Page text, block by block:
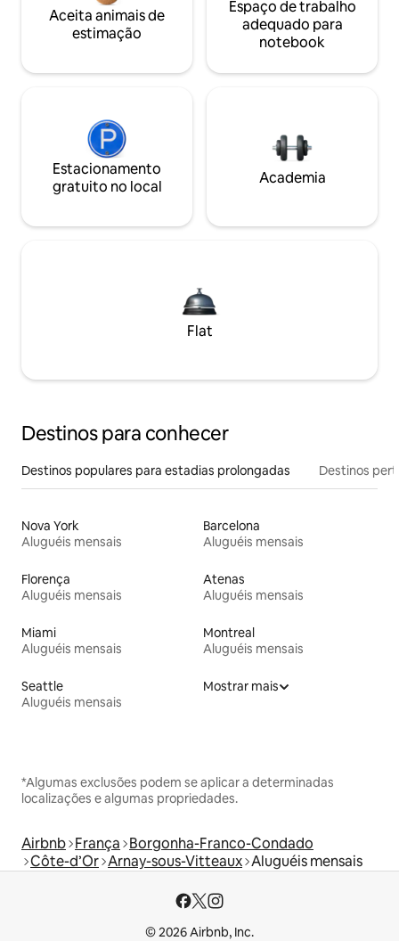
Aceita animais de
estimação
Espaço de trabalho
adequado para
notebook
Estacionamento
gratuito no local
Academia
Flat
Destinos para conhecer
Destinos populares para estadias prolongadas Destinos
Nova York
Aluguéis mensais
Barcelona
Aluguéis mensais
Florença
Aluguéis mensais
Atenas
Aluguéis mensais
Miami
Aluguéis mensais
Montreal
Aluguéis mensais
Seattle
Aluguéis mensais
Mostrar mais
*Algumas exclusões podem se aplicar a determinadas
localizações e algumas propriedades.
Airbnb França Borgonha-Franco-Condado
Côte-d’Or Arnay-sous-Vitteaux Aluguéis mensais
© 2026 Airbnb, Inc.